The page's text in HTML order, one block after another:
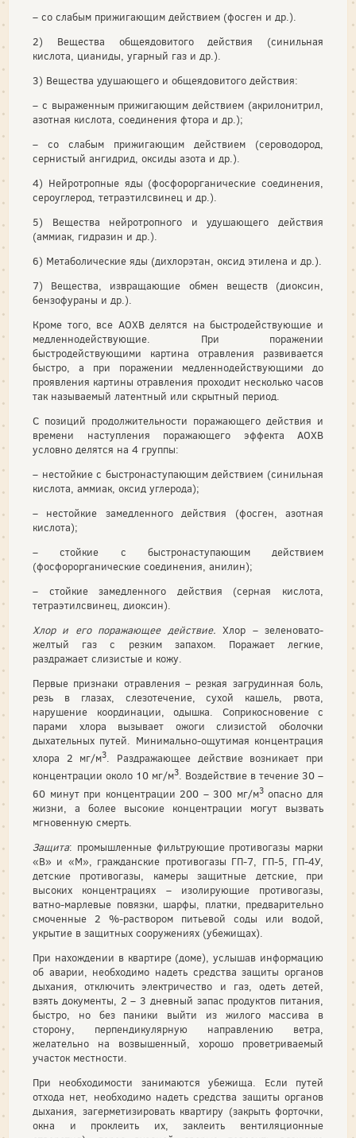
– со слабым прижигающим действием (фосген и др.).
2) Вещества общеядовитого действия (синильная
кислота, цианиды, угарный газ и др.).
3) Вещества удушающего и общеядовитого действия:
– с выраженным прижигающим действием (акрилонитрил,
азотная кислота, соединения фтора и др.);
– со слабым прижигающим действием (сероводород,
сернистый ангидрид, оксиды азота и др.).
4) Нейротропные яды (фосфорорганические соединения,
сероуглерод, тетраэтилсвинец и др.).
5) Вещества нейротропного и удушающего действия
(аммиак, гидразин и др.).
6) Метаболические яды (дихлорэтан, оксид этилена и др.).
7) Вещества, извращающие обмен веществ (диоксин,
бензофураны и др.).
Кроме того, все АОХВ делятся на быстродействующие и
медленнодействующие. При поражении
быстродействующими картина отравления развивается
быстро, а при поражении медленнодействующими до
проявления картины отравления проходит несколько часов
так называемый латентный или скрытный период.
С позиций продолжительности поражающего действия и
времени наступления поражающего эффекта АОХВ
условно делятся на 4 группы:
– нестойкие с быстронаступающим действием (синильная
кислота, аммиак, оксид углерода);
– нестойкие замедленного действия (фосген, азотная
кислота);
– стойкие с быстронаступающим действием
(фосфорорганические соединения, анилин);
– стойкие замедленного действия (серная кислота,
тетраэтилсвинец, диоксин).
Хлор и его поражающее действие. Хлор – зеленовато-
желтый газ с резким запахом. Поражает легкие,
раздражает слизистые и кожу.
Первые признаки отравления – резкая загрудинная боль,
резь в глазах, слезотечение, сухой кашель, рвота,
нарушение координации, одышка. Соприкосновение с
парами хлора вызывает ожоги слизистой оболочки
дыхательных путей. Минимально-ощутимая концентрация
хлора 2 мг/м3. Раздражающее действие возникает при
концентрации около 10 мг/м3. Воздействие в течение 30 –
60 минут при концентрации 200 – 300 мг/м3опасно для
жизни, а более высокие концентрации могут вызвать
мгновенную смерть.
Защита: промышленные фильтрующие противогазы марки
«В» и «М», гражданские противогазы ГП-7, ГП-5, ГП-4У,
детские противогазы, камеры защитные детские, при
высоких концентрациях – изолирующие противогазы,
ватно-марлевые повязки, шарфы, платки, предварительно
смоченные 2 %-раствором питьевой соды или водой,
укрытие в защитных сооружениях (убежищах).
При нахождении в квартире (доме), услышав информацию
об аварии, необходимо надеть средства защиты органов
дыхания, отключить электричество и газ, одеть детей,
взять документы, 2 – 3 дневный запас продуктов питания,
быстро, но без паники выйти из жилого массива в
сторону, перпендикулярную направлению ветра,
желательно на возвышенный, хорошо проветриваемый
участок местности.
При необходимости занимаются убежища. Если путей
отхода нет, необходимо надеть средства защиты органов
дыхания, загерметизировать квартиру (закрыть форточки,
окна и проклеить их, заклеить вентиляционные